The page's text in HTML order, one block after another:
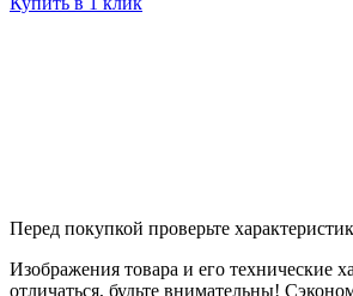
Перед покупкой проверьте
Изображения товара и его технические
отличаться, будьте внимательны!